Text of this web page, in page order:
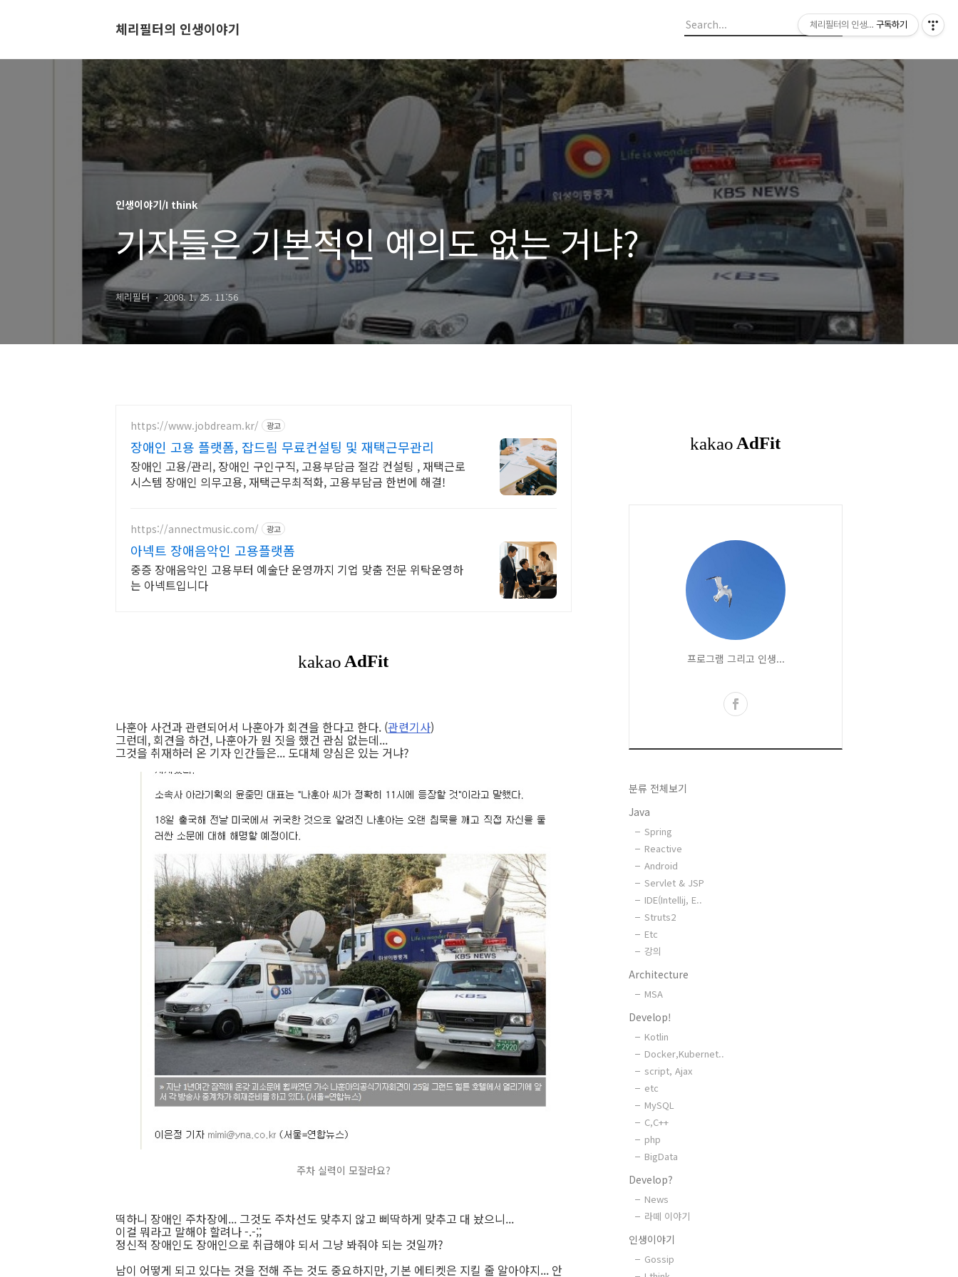
체리필터의 인생이야기
인생이야기/I think
기자들은 기본적인 예의도 없는 거냐?
체리필터 2008. 1. 25. 11:56
https://www.jobdream.kr/ 광고
장애인 고용 플랫폼, 잡드림 무료컨설팅 및 재택근무관리
장애인 고용/관리, 장애인 구인구직, 고용부담금 절감 컨설팅 , 재택근로
시스템 장애인 의무고용, 재택근무최적화, 고용부담금 한번에 해결!
https://annectmusic.com/ 광고
아넥트 장애음악인 고용플랫폼
중증 장애음악인 고용부터 예술단 운영까지 기업 맞춤 전문 위탁운영하
는 아넥트입니다
나훈아 사건과 관련되어서 나훈아가 회견을 한다고 한다. (관련기사)
그런데, 회견을 하건, 나훈아가 뭔 짓을 했건 관심 없는데...
그것을 취재하러 온 기자 인간들은... 도대체 양심은 있는 거냐?
주차 실력이 모잘라요?
떡하니 장애인 주차장에... 그것도 주차선도 맞추지 않고 삐딱하게 맞추고 대 놨으니...
이걸 뭐라고 말해야 할려나 -.-;;
정신적 장애인도 장애인으로 취급해야 되서 그냥 봐줘야 되는 것일까?
남이 어떻게 되고 있다는 것을 전해 주는 것도 중요하지만, 기본 에티켓은 지킬 줄 알아야지... 안
프로그램 그리고 인생...
분류 전체보기
Java
Spring
Reactive
Android
Servlet & JSP
IDE(Intellij, E..
Struts2
Etc
강의
Architecture
MSA
Develop!
Kotlin
Docker,Kubernet..
script, Ajax
etc
MySQL
C,C++
php
BigData
Develop?
News
라떼 이야기
인생이야기
Gossip
체리필터의 인생이야기구독하기